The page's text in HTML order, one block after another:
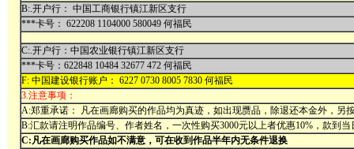
B:.开户行： 中国工商银行镇江新区支行
***卡号： 622208 1104000 580049 何福民
C:.开户行：中国农业银行镇江新区支行
***卡号：622848 10484 32677 472 何福民
F: 中国建设银行账户： 6227 0730 8005 7830 何福民
3.注意事项：
A:郑重承诺： 凡在画廊购买的作品均为真迹，如出现赝品，除退还本金外，另
B:汇款请注明作品编号、作者姓名，一次性购买3000元以上者优惠10%，款到当
C:凡在画廊购买作品如不满意，可在收到作品半年内无条件退换